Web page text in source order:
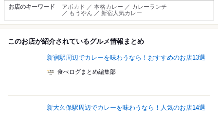
お店のキーワード
アボカド ／ 本格カレー ／ カレーランチ
／ もうやん ／ 新宿人気カレー
このお店が紹介されているグルメ情報まとめ
新宿駅周辺でカレーを味わうなら！おすすめのお店13選
食べログまとめ編集部
新大久保駅周辺でカレーを味わうなら！人気のお店14選